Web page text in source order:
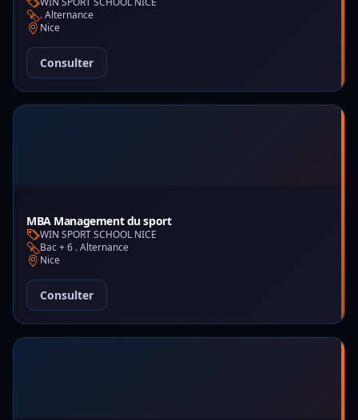
. Alternance
Nice
Consulter
MBA Management du sport
WIN SPORT SCHOOL NICE
Bac + 6 . Alternance
Nice
Consulter